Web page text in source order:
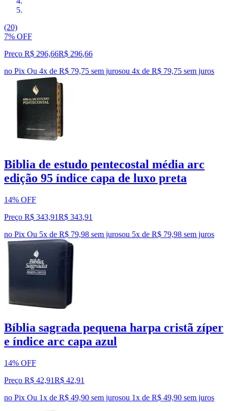
(20)
7% OFF
Preço R$ 296,66R$ 296,66
no Pix Ou 4x de R$ 79,75 sem jurosou 4x de R$ 79,75 sem juros
Biblia de estudo pentecostal média arc
edição 95 índice capa de luxo preta
14% OFF
Preço R$ 343,91R$ 343,91
no Pix Ou 5x de R$ 79,98 sem jurosou 5x de R$ 79,98 sem juros
Bíblia sagrada pequena harpa cristã zíper
e índice arc capa azul
14% OFF
Preço R$ 42,91R$ 42,91
no Pix Ou 1x de R$ 49,90 sem jurosou 1x de R$ 49,90 sem juros